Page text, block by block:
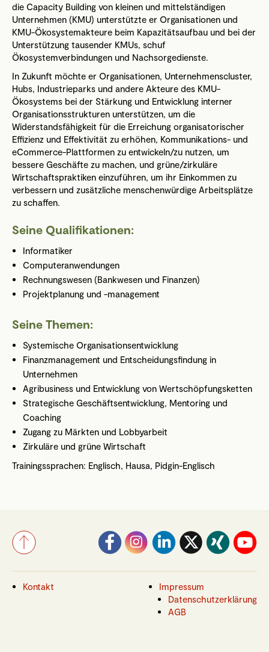
die Capacity Building von kleinen und mittelständigen
Unternehmen (KMU) unterstützte er Organisationen und
KMU-Ökosystemakteure beim Kapazitätsaufbau und bei der
Unterstützung tausender KMUs, schuf
Ökosystemverbindungen und Nachsorgedienste.
In Zukunft möchte er Organisationen, Unternehmenscluster,
Hubs, Industrieparks und andere Akteure des KMU-
Ökosystems bei der Stärkung und Entwicklung interner
Organisationsstrukturen unterstützen, um die
Widerstandsfähigkeit für die Erreichung organisatorischer
Effizienz und Effektivität zu erhöhen, Kommunikations- und
eCommerce-Plattformen zu entwickeln/zu nutzen, um
bessere Geschäfte zu machen, und grüne/zirkuläre
Wirtschaftspraktiken einzuführen, um ihr Einkommen zu
verbessern und zusätzliche menschenwürdige Arbeitsplätze
zu schaffen.
Seine Qualifikationen:
Informatiker
Computeranwendungen
Rechnungswesen (Bankwesen und Finanzen)
Projektplanung und -management
Seine Themen:
Systemische Organisationsentwicklung
Finanzmanagement und Entscheidungsfindung in
Unternehmen
Agribusiness und Entwicklung von Wertschöpfungsketten
Strategische Geschäftsentwicklung, Mentoring und
Coaching
Zugang zu Märkten und Lobbyarbeit
Zirkuläre und grüne Wirtschaft
Trainingssprachen: Englisch, Hausa, Pidgin-Englisch
Impressum
Datenschutzerklärung
AGB
Kontakt